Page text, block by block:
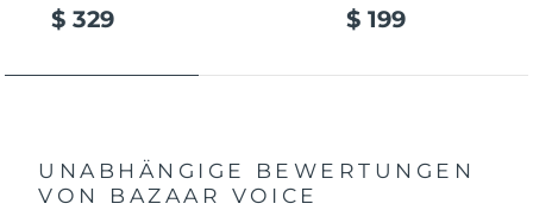
$ 329 $ 199
UNABHÄNGIGE BEWERTUNGEN
VON BAZAAR VOICE